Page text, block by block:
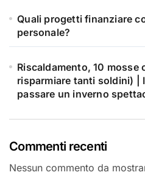
Quali progetti finanziare
personale?
Riscaldamento, 10 mosse
risparmiare tanti soldini) |
passare un inverno
Commenti recenti
Nessun commento da